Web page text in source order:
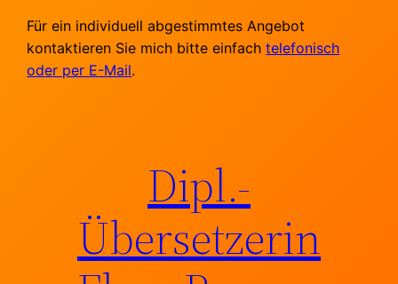
Für ein individuell abgestimmtes Angebot
kontaktieren Sie mich bitte einfachtelefonisch
oder per E-Mail.
Dipl.-
Übersetzerin